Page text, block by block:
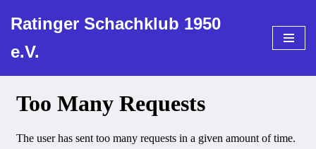
Inhalt
springen
Ratinger Schachklub 1950
e.V.